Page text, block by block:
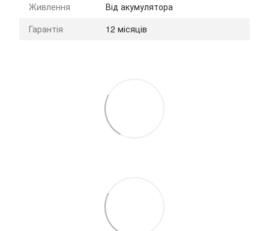
Живлення
Від акумулятора
Гарантія
12 місяців